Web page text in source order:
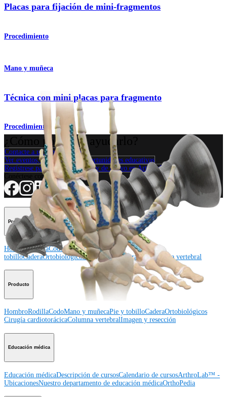
Placas para fijación de mini-fragmentos
Procedimiento
Mano y muñeca
Técnica con mini placas para fragmento
Procedimiento
¿Cómo podemos ayudarlo?
Contacte a un representante
Ver eventos, laboratorios y oportunidades educativas
Regístrese para recibir: ¿Qué hay de nuevo en Arthrex?
Conéctese con nosotros
Procedimiento
HombroRodillaCodoMano y muñecaPie y
tobilloCaderaOrtobiológicosCirugía cardiotorácicaColumna vertebral
Producto
HombroRodillaCodoMano y muñecaPie y tobilloCaderaOrtobiológicos
Cirugía cardiotorácicaColumna vertebralImagen y resección
Educación médica
Educación médicaDescripción de cursosCalendario de cursosArthroLab™ -
UbicacionesNuestro departamento de educación médicaOrthoPedia